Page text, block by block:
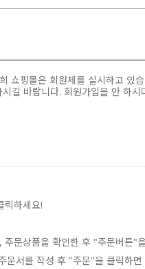
쇼핑몰은 회원제를 실시하고 있
길 바랍니다. 회원가입을 안 하
릭하세요!
문상품을 확인한 후 "주문버튼"
문서를 작성 후 "주문"을 클릭하면